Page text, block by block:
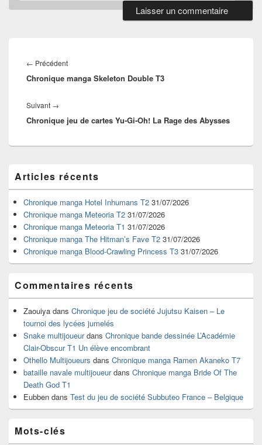
de
l’article
← PrécédentArticle
précédent :
Chronique manga Skeleton Double T3
Suivant →
suivant :
Chronique jeu de cartes Yu‑Gi‑Oh! La Rage des Abysses
principale
de
widget
pour
barre
latérale
Articles récents
Chronique manga Hotel Inhumans T2 31/07/2026
Chronique manga Meteoria T2 31/07/2026
Chronique manga Meteoria T1 31/07/2026
Chronique manga The Hitman’s Fave T2 31/07/2026
Chronique manga Blood-Crawling Princess T3 31/07/2026
Commentaires récents
Zaouiya dans Chronique jeu de société Jujutsu Kaisen – Le
tournoi des lycées jumelés
Snake multijoueurdans Chronique bande dessinée L’Académie
Clair-Obscur T1 Un élève encombrant
Othello Multijoueurs dans Chronique manga Ramen Akaneko T7
bataille navale multijoueurdans Chronique manga Bride Of The
Death God T1
Eubben dans Test du jeu de société Subbuteo France – Belgique
Mots-clés